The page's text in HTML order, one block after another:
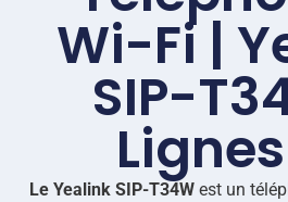
Wi-Fi |
SIP-
Le Yealink SIP-T34West un